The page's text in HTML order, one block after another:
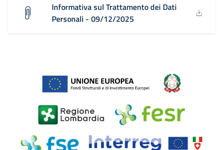
Informativa sul Trattamento dei Dati
Personali - 09/12/2025